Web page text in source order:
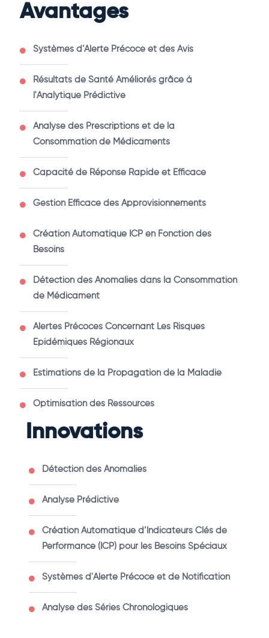
Avantages
Systèmes d’Alerte Précoce et des Avis
Résultats de Santé Améliorés grâce á
l'Analytique Prédictive
Analyse des Prescriptions et de la
Consommation de Médicaments
Capacité de Réponse Rapide et Efficace
Gestion Efficace des Approvisionnements
Création Automatique ICP en Fonction des
Besoins
Détection des Anomalies dans la Consommation
de Médicament
Alertes Précoces Concernant Les Risques
Epidémiques Régionaux
Estimations de la Propagation de la Maladie
Optimisation des Ressources
Innovations
Détection des Anomalies
Analyse Prédictive
Création Automatique d’Indicateurs Clés de
Performance (ICP) pour les Besoins Spéciaux
Systèmes d'Alerte Précoce et de Notification
Analyse des Séries Chronologiques